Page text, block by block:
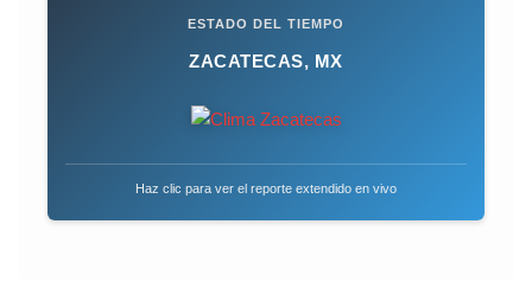
ESTADO DEL TIEMPO
ZACATECAS, MX
Haz clic para ver el reporte extendido en vivo